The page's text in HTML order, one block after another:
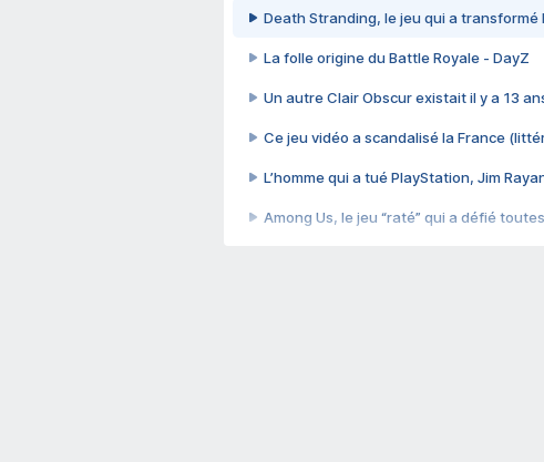
Death Stranding, le jeu qui a transformé
La folle origine du Battle Royale - DayZ
Un autre Clair Obscur existait il y a 13
Ce jeu vidéo a scandalisé la France
L’homme qui a tué PlayStation, Jim
Among Us, le jeu “raté” qui a défié